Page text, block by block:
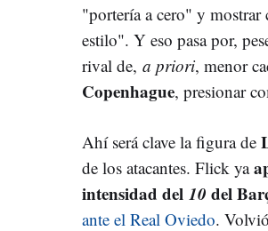
"portería a cero" y mostrar
estilo". Y eso pasa por,
rival de, a priori, menor
Copenhague, presionar
Ahí será clave la figura de
de los atacantes. Flick ya
intensidad del 10 del
ante el Real Oviedo.